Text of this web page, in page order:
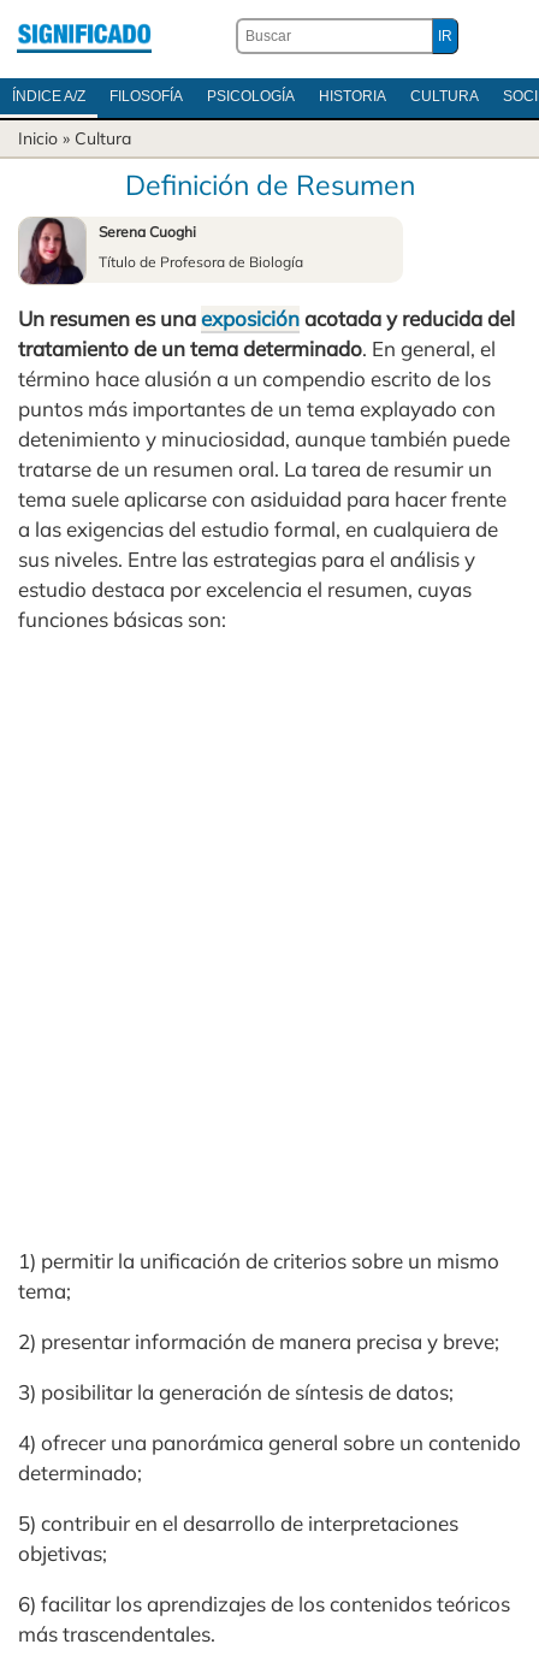
ÍNDICE A/Z FILOSOFÍA PSICOLOGÍA HISTORIA CULTURA
Inicio » Cultura
Definición de Resumen
Serena Cuoghi
Título de Profesora de Biología
Un resumen es unaexposiciónacotada y reducida del
tratamiento de un tema determinado. En general, el
término hace alusión a un compendio escrito de los
puntos más importantes de un tema explayado con
detenimiento y minuciosidad, aunque también puede
tratarse de un resumen oral. La tarea de resumir un
tema suele aplicarse con asiduidad para hacer frente
a las exigencias del estudio formal, en cualquiera de
sus niveles. Entre las estrategias para el análisis y
estudio destaca por excelencia el resumen, cuyas
funciones básicas son:
1) permitir la unificación de criterios sobre un mismo
tema;
2) presentar información de manera precisa y breve;
3) posibilitar la generación de síntesis de datos;
4) ofrecer una panorámica general sobre un contenido
determinado;
5) contribuir en el desarrollo de interpretaciones
objetivas;
6) facilitar los aprendizajes de los contenidos teóricos
más trascendentales.